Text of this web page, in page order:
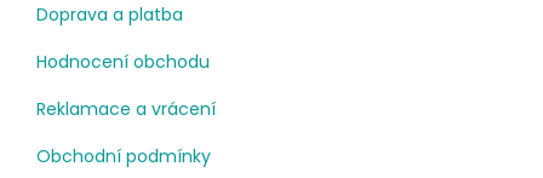
Doprava a platba
Hodnocení obchodu
Reklamace a vrácení
Obchodní podmínky